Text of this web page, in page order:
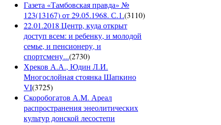
Газета «Тамбовская правда» №
123(13167) от 29.05.1968. С.1.(3110)
22.01.2018 Центр, куда открыт
доступ всем: и ребенку, и молодой
семье, и пенсионеру, и
спортсмену...(2730)
Хреков А.А., Юдин Л.И.
Многослойная стоянка Шапкино
VI(3725)
Скоробогатов А.М. Ареал
распространения энеолитических
культур донской лесостепи